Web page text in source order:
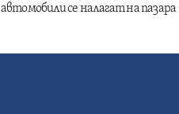
автомобили се налагат на пазара